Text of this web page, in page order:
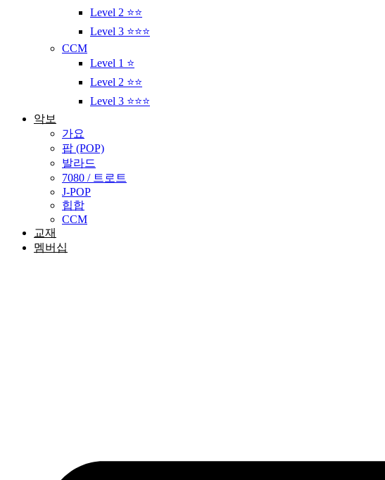
Level 2 ⭐⭐
Level 3 ⭐⭐⭐
CCM
Level 1 ⭐
Level 2 ⭐⭐
Level 3 ⭐⭐⭐
악보
가요
팝 (POP)
발라드
7080 / 트로트
J-POP
힙합
CCM
교재
멤버십